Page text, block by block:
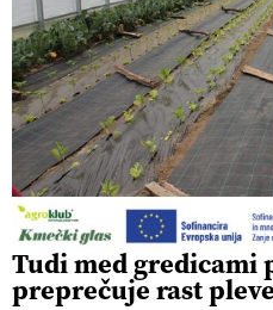
Tudi med gredicami
preprečuje rast